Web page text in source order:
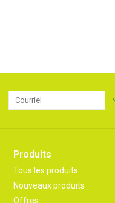
Produits
Tous les produits
Nouveaux produits
Offres